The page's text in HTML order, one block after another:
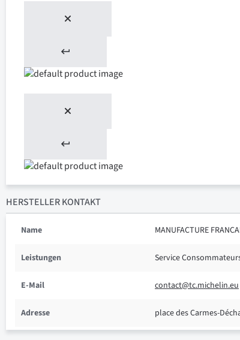
HERSTELLER KONTAKT
Name MANUFACTURE
Leistungen Service
E-Mail contact@tc.michelin.eu
Adresse place des Carmes-